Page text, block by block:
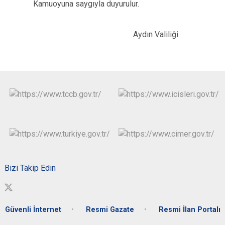
Kamuoyuna saygıyla duyurulur.
Aydın Valiliği
Bizi Takip Edin
Güvenli İnternet Resmi Gazate Resmi İlan Portalı